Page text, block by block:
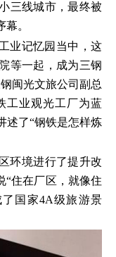
三线城市，最终被
。
业记忆园当中，这
等一起，成为三钢
闽光文旅公司副总
工业观光工厂为蓝
述了“钢铁是怎样炼
环境进行了提升改
“住在厂区，就像住
国家4A级旅游景